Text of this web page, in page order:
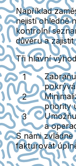
Například
nejistí ohledně
kontrolní
důvěru a
Tři hlavní
priority
a
S námi zvládne
fakturovat